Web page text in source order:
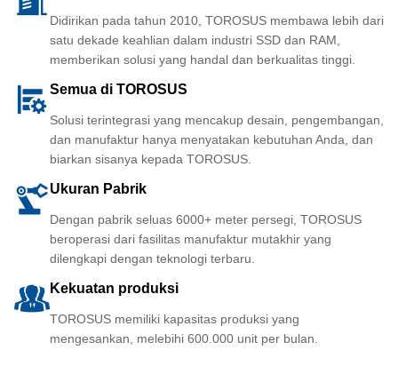
Didirikan pada tahun 2010, TOROSUS membawa lebih dari
satu dekade keahlian dalam industri SSD dan RAM,
memberikan solusi yang handal dan berkualitas tinggi.
Semua di TOROSUS
Solusi terintegrasi yang mencakup desain, pengembangan,
dan manufaktur hanya menyatakan kebutuhan Anda, dan
biarkan sisanya kepada TOROSUS.
Ukuran Pabrik
Dengan pabrik seluas 6000+ meter persegi, TOROSUS
beroperasi dari fasilitas manufaktur mutakhir yang
dilengkapi dengan teknologi terbaru.
Kekuatan produksi
TOROSUS memiliki kapasitas produksi yang
mengesankan, melebihi 600.000 unit per bulan.